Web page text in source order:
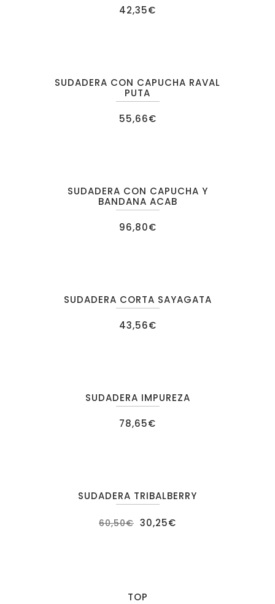
42,35€
SUDADERA CON CAPUCHA RAVAL
PUTA
55,66€
SUDADERA CON CAPUCHA Y
BANDANA ACAB
96,80€
SUDADERA CORTA SAYAGATA
43,56€
SUDADERA IMPUREZA
78,65€
SUDADERA TRIBALBERRY
60,50€ 30,25€
TOP